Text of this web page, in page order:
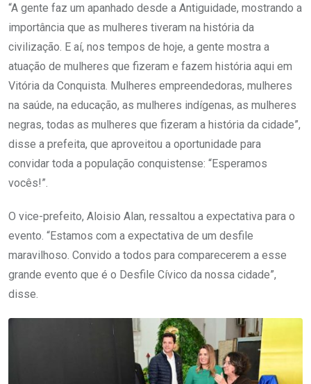
“A gente faz um apanhado desde a Antiguidade, mostrando a
importância que as mulheres tiveram na história da
civilização. E aí, nos tempos de hoje, a gente mostra a
atuação de mulheres que fizeram e fazem história aqui em
Vitória da Conquista. Mulheres empreendedoras, mulheres
na saúde, na educação, as mulheres indígenas, as mulheres
negras, todas as mulheres que fizeram a história da cidade”,
disse a prefeita, que aproveitou a oportunidade para
convidar toda a população conquistense: “Esperamos
vocês!”.
O vice-prefeito, Aloisio Alan, ressaltou a expectativa para o
evento. “Estamos com a expectativa de um desfile
maravilhoso. Convido a todos para comparecerem a esse
grande evento que é o Desfile Cívico da nossa cidade”,
disse.